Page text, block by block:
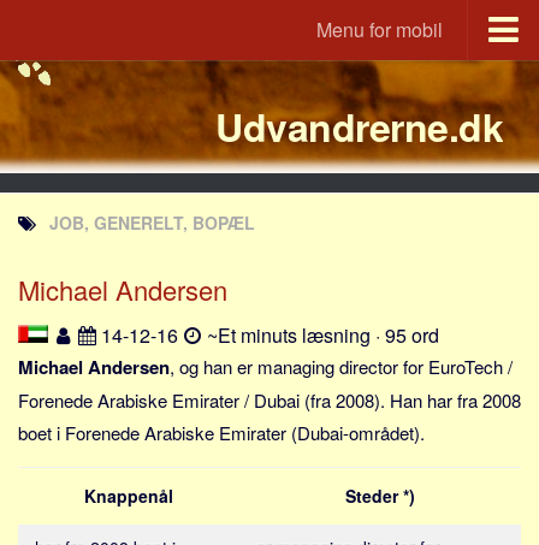
Menu for mobil
Portal
Udvandrerne.dk
Utvandrerne.no
Utvandrarna.se
Tyskland.dk
England.dk
JLKM.dk
Lande
Tyrkiet
Spanien
Udvandrerne.dk
JOB, GENERELT, BOPÆL
Michael Andersen
14-12-16 ~Et minuts læsning · 95 ord
Michael Andersen, og han er managing director for EuroTech /
Forenede Arabiske Emirater / Dubai (fra 2008). Han har fra 2008
boet i Forenede Arabiske Emirater (Dubai-området).
Knappenål Steder *)